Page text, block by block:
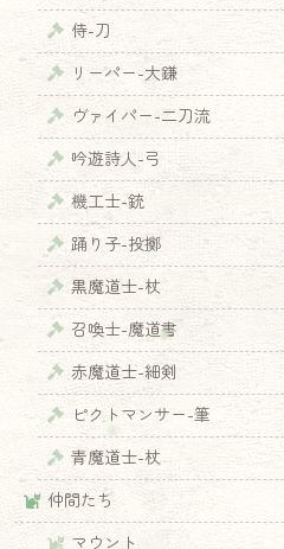
侍-刀
リーパー-大鎌
ヴァイパー-二刀流
吟遊詩人-弓
機工士-銃
踊り子-投擲
黒魔道士-杖
召喚士-魔道書
赤魔道士-細剣
ピクトマンサー-筆
青魔道士-杖
仲間たち
マウント